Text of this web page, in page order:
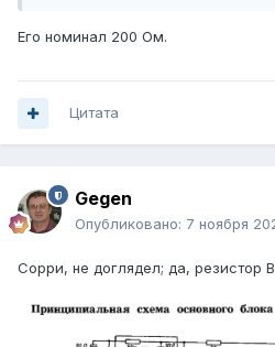
Его номинал 200 Ом.
Цитата
Gegen
Опубликовано: 7 ноября
Сорри, не доглядел; да, резистор